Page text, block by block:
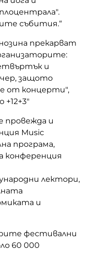
събития.“
прекарват
и
защото
от концерти",
провежда и
Music
програма,
конференция
лектори,
и
фестивални
60 000